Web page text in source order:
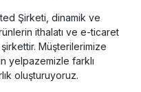
Şirketi, dinamik ve
ithalatı ve e-ticaret
Müşterilerimize
yelpazemizle farklı
oluşturuyoruz.